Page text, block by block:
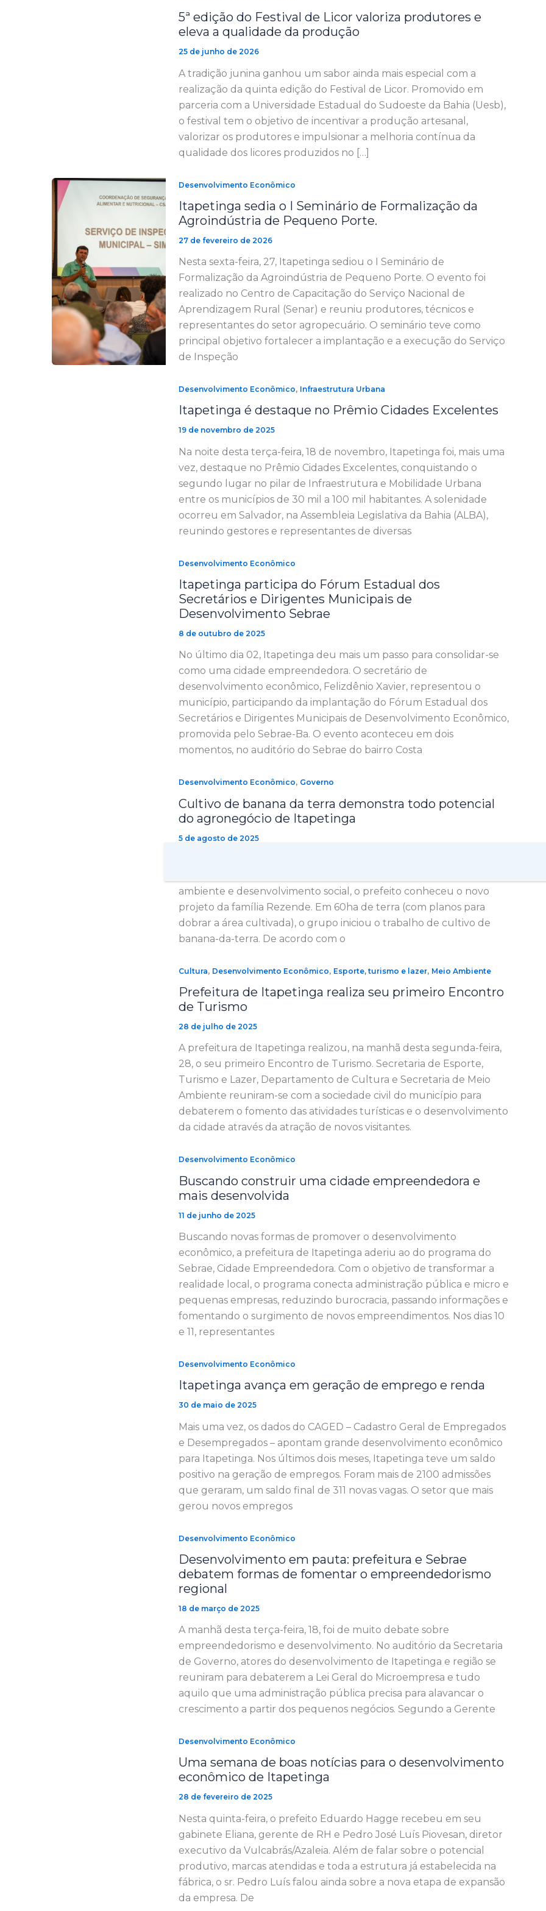
5ª edição do Festival de Licor valoriza produtores e
eleva a qualidade da produção
25 de junho de 2026
A tradição junina ganhou um sabor ainda mais especial com a
realização da quinta edição do Festival de Licor. Promovido em
parceria com a Universidade Estadual do Sudoeste da Bahia (Uesb),
o festival tem o objetivo de incentivar a produção artesanal,
valorizar os produtores e impulsionar a melhoria contínua da
qualidade dos licores produzidos no […]
Desenvolvimento Econômico
Itapetinga sedia o I Seminário de Formalização da
Agroindústria de Pequeno Porte.
27 de fevereiro de 2026
Nesta sexta-feira, 27, Itapetinga sediou o I Seminário de
Formalização da Agroindústria de Pequeno Porte. O evento foi
realizado no Centro de Capacitação do Serviço Nacional de
Aprendizagem Rural (Senar) e reuniu produtores, técnicos e
representantes do setor agropecuário. O seminário teve como
principal objetivo fortalecer a implantação e a execução do Serviço
de Inspeção
Desenvolvimento Econômico, Infraestrutura Urbana
Itapetinga é destaque no Prêmio Cidades Excelentes
19 de novembro de 2025
Na noite desta terça-feira, 18 de novembro, Itapetinga foi, mais uma
vez, destaque no Prêmio Cidades Excelentes, conquistando o
segundo lugar no pilar de Infraestrutura e Mobilidade Urbana
entre os municípios de 30 mil a 100 mil habitantes. A solenidade
ocorreu em Salvador, na Assembleia Legislativa da Bahia (ALBA),
reunindo gestores e representantes de diversas
Desenvolvimento Econômico
Itapetinga participa do Fórum Estadual dos
Secretários e Dirigentes Municipais de
Desenvolvimento Sebrae
8 de outubro de 2025
No último dia 02, Itapetinga deu mais um passo para consolidar-se
como uma cidade empreendedora. O secretário de
desenvolvimento econômico, Felizdênio Xavier, representou o
município, participando da implantação do Fórum Estadual dos
Secretários e Dirigentes Municipais de Desenvolvimento Econômico,
promovida pelo Sebrae-Ba. O evento aconteceu em dois
momentos, no auditório do Sebrae do bairro Costa
Desenvolvimento Econômico, Governo
Cultivo de banana da terra demonstra todo potencial
do agronegócio de Itapetinga
5 de agosto de 2025
ambiente e desenvolvimento social, o prefeito conheceu o novo
projeto da família Rezende. Em 60ha de terra (com planos para
dobrar a área cultivada), o grupo iniciou o trabalho de cultivo de
banana-da-terra. De acordo com o
Cultura, Desenvolvimento Econômico, Esporte, turismo e lazer, Meio Ambiente
Prefeitura de Itapetinga realiza seu primeiro Encontro
de Turismo
28 de julho de 2025
A prefeitura de Itapetinga realizou, na manhã desta segunda-feira,
28, o seu primeiro Encontro de Turismo. Secretaria de Esporte,
Turismo e Lazer, Departamento de Cultura e Secretaria de Meio
Ambiente reuniram-se com a sociedade civil do município para
debaterem o fomento das atividades turísticas e o desenvolvimento
da cidade através da atração de novos visitantes.
Desenvolvimento Econômico
Buscando construir uma cidade empreendedora e
mais desenvolvida
11 de junho de 2025
Buscando novas formas de promover o desenvolvimento
econômico, a prefeitura de Itapetinga aderiu ao do programa do
Sebrae, Cidade Empreendedora. Com o objetivo de transformar a
realidade local, o programa conecta administração pública e micro e
pequenas empresas, reduzindo burocracia, passando informações e
fomentando o surgimento de novos empreendimentos. Nos dias 10
e 11, representantes
Desenvolvimento Econômico
Itapetinga avança em geração de emprego e renda
30 de maio de 2025
Mais uma vez, os dados do CAGED – Cadastro Geral de Empregados
e Desempregados – apontam grande desenvolvimento econômico
para Itapetinga. Nos últimos dois meses, Itapetinga teve um saldo
positivo na geração de empregos. Foram mais de 2100 admissões
que geraram, um saldo final de 311 novas vagas. O setor que mais
gerou novos empregos
Desenvolvimento Econômico
Desenvolvimento em pauta: prefeitura e Sebrae
debatem formas de fomentar o empreendedorismo
regional
18 de março de 2025
A manhã desta terça-feira, 18, foi de muito debate sobre
empreendedorismo e desenvolvimento. No auditório da Secretaria
de Governo, atores do desenvolvimento de Itapetinga e região se
reuniram para debaterem a Lei Geral do Microempresa e tudo
aquilo que uma administração pública precisa para alavancar o
crescimento a partir dos pequenos negócios. Segundo a Gerente
Desenvolvimento Econômico
Uma semana de boas notícias para o desenvolvimento
econômico de Itapetinga
28 de fevereiro de 2025
Nesta quinta-feira, o prefeito Eduardo Hagge recebeu em seu
gabinete Eliana, gerente de RH e Pedro José Luís Piovesan, diretor
executivo da Vulcabrás/Azaleia. Além de falar sobre o potencial
produtivo, marcas atendidas e toda a estrutura já estabelecida na
fábrica, o sr. Pedro Luís falou ainda sobre a nova etapa de expansão
da empresa. De